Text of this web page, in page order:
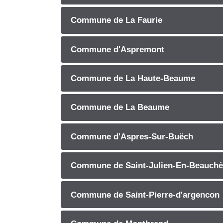
Commune de La Faurie
Commune d'Aspremont
Commune de La Haute-Beaume
Commune de La Beaume
Commune d'Aspres-Sur-Buëch
Commune de Saint-Julien-En-
Commune de Saint-Pierre-d'argencon